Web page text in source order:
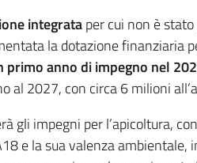
integrataper cui non è
la dotazione finanziaria
primo anno di impegno nel
al 2027, con circa 6 milioni
gli impegni per l’apicoltura,
e la sua valenza ambientale,